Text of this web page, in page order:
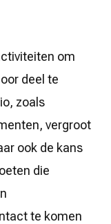
om
deel te
zoals
vergroot
ook de kans
die
te komen